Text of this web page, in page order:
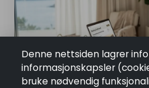
Denne nettsiden lagrer
informasjonskapsler
bruke nødvendig